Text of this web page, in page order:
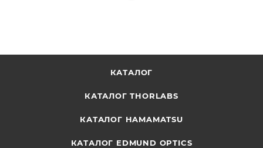
КАТАЛОГ
КАТАЛОГ THORLABS
КАТАЛОГ HAMAMATSU
КАТАЛОГ EDMUND OPTICS